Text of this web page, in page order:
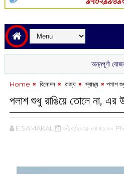
অন্নপূর্ণা যোজনার ৩০০০
Home ‌ বিনোদন ‌ রাজ্য ‌ স্বাস্থ্য পলাশ
পলাশ শুধু রাঙিয়ে তোলে না, এর
E SAMAKALIN ৩/১০/২০২৫ ০৪:৫১:০০